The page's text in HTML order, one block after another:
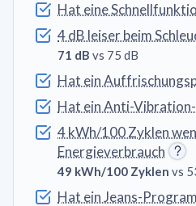
Hat eine
4 dB leiser beim
71 dB vs 75 dB
Hat ein
Hat ein Anti-
4 kWh/100 Zyklen
Energieverbrauch
49 kWh/100 Zyklen vs
Hat ein Jeans-